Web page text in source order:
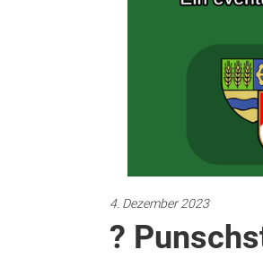
4. Dezember 2023
?